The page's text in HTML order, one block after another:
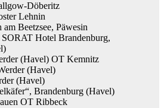
Döberitz
Lehnin
Beetzsee, Päwesin
SORAT Hotel Brandenburg,
(Havel) OT Kemnitz
(Havel)
(Havel)
Brandenburg (Havel)
OT Ribbeck